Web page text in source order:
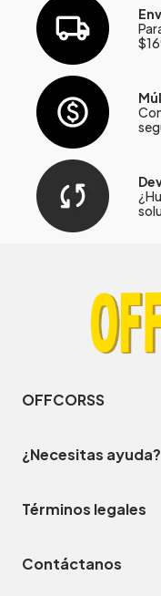
OFFCORSS
¿Necesitas ayuda?
Términos legales
Contáctanos